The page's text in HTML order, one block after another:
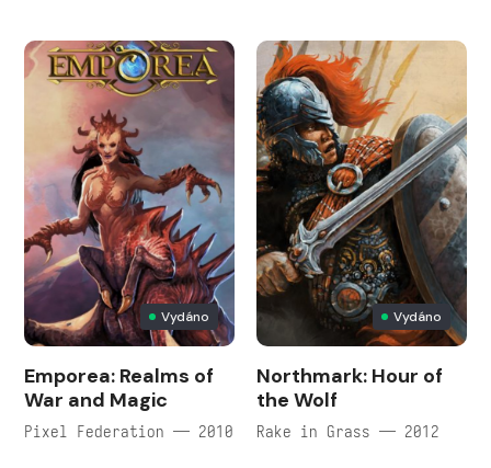
Vydáno
Emporea: Realms of
War and Magic
Pixel Federation — 2010
Vydáno
Northmark: Hour of
the Wolf
Rake in Grass — 2012